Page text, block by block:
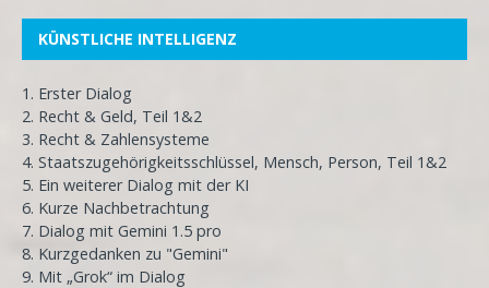
KÜNSTLICHE INTELLIGENZ
1. Erster Dialog
2. Recht & Geld, Teil 1&2
3. Recht & Zahlensysteme
4. Staatszugehörigkeitsschlüssel, Mensch, Person, Teil 1&2
5. Ein weiterer Dialog mit der KI
6. Kurze Nachbetrachtung
7. Dialog mit Gemini 1.5 pro
8. Kurzgedanken zu "Gemini"
9. Mit „Grok“ im Dialog